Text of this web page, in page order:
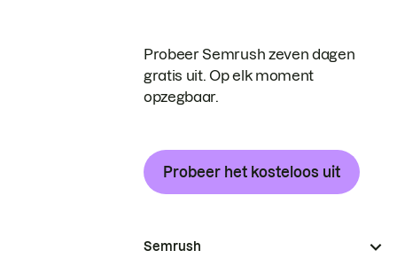
Probeer Semrush zeven dagen
gratis uit. Op elk moment
opzegbaar.
Probeer het kosteloos uit
Semrush